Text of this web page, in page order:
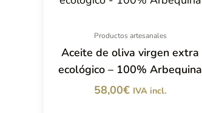
Productos artesanales
Aceite de oliva virgen extra
ecológico – 100% Arbequina
58,00€ IVA incl.